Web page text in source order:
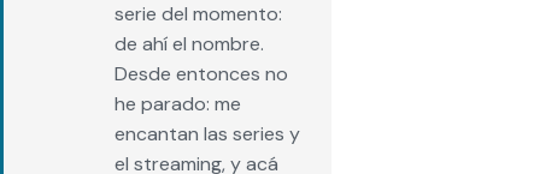
serie del momento:
de ahí el nombre.
Desde entonces no
he parado: me
encantan las series y
el streaming, y acá